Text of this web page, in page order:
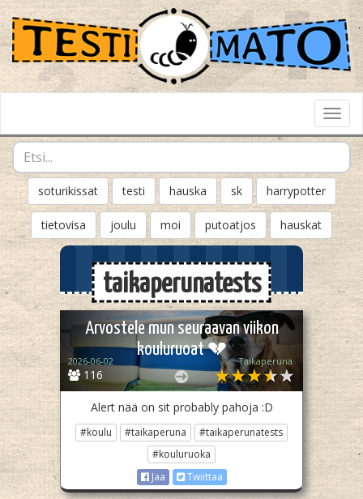
soturikissat testi hauska sk harrypotter
tietovisa joulu moi putoatjos hauskat
taikaperunatests
Arvostele mun seuraavan viikon
kouluruoat 💔
116
2026-06-02 Taikaperuna
Alert nää on sit probably pahoja :D
#koulu #taikaperuna
#taikaperunatests
#kouluruoka
Jaa
Twiittaa